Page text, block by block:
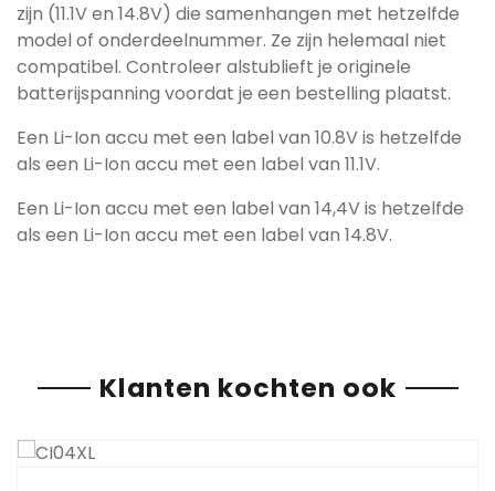
zijn (11.1V en 14.8V) die samenhangen met hetzelfde
model of onderdeelnummer. Ze zijn helemaal niet
compatibel. Controleer alstublieft je originele
batterijspanning voordat je een bestelling plaatst.
Een Li-Ion accu met een label van 10.8V is hetzelfde
als een Li-Ion accu met een label van 11.1V.
Een Li-Ion accu met een label van 14,4V is hetzelfde
als een Li-Ion accu met een label van 14.8V.
Klanten kochten ook